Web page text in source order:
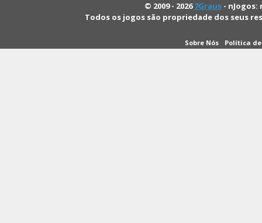
© 2009 - 20267Graus -
Todos os jogos são propriedade dos seus
Sobre Nós Política